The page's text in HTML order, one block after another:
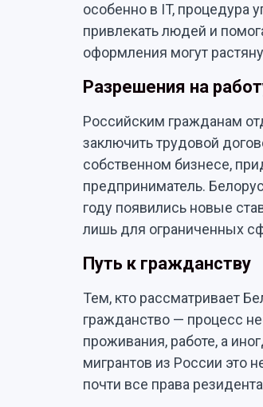
особенно в IT, процедура
привлекать людей и
оформления могут
Разрешения на
Российским гражданам
заключить трудовой
собственном бизнесе,
предприниматель.
году появились новые
лишь для ограниченных
Путь к гражданству
Тем, кто рассматривает
гражданство — процесс
проживания, работе, а
мигрантов из России это
почти все права